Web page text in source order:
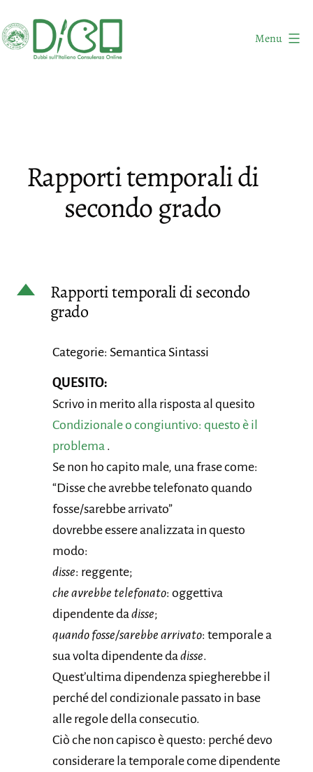
al
contenuto
Online
Menu
Rapporti temporali di
secondo grado
D
Rapporti temporali di secondo
grado
Categorie: Semantica Sintassi
QUESITO:
Scrivo in merito alla risposta al quesito
Condizionale o congiuntivo: questo è il
problema .
Se non ho capito male, una frase come:
“Disse che avrebbe telefonato quando
fosse/sarebbe arrivato”
dovrebbe essere analizzata in questo
modo:
disse: reggente;
che avrebbe telefonato: oggettiva
dipendente dadisse;
quando fosse/sarebbe arrivato: temporale a
sua volta dipendente dadisse.
Quest’ultima dipendenza spiegherebbe il
perché del condizionale passato in base
alle regole della consecutio.
Ciò che non capisco è questo: perché devo
considerare la temporale come dipendente